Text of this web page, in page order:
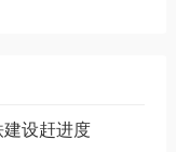
设赶进度